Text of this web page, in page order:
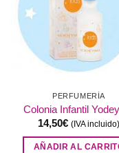
PERFUMERÍA
Colonia Infantil
14,50€ (IVA incluido)
AÑADIR AL